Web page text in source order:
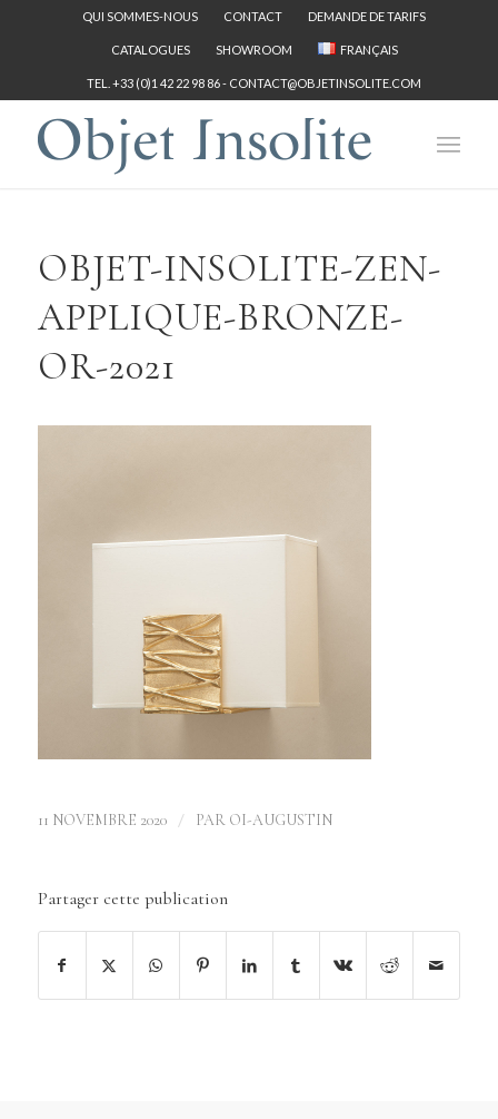
QUI SOMMES-NOUS CONTACT DEMANDE DE TARIFS
CATALOGUES SHOWROOM FRANÇAIS
TEL. +33 (0)1 42 22 98 86 - CONTACT@OBJETINSOLITE.COM
OBJET-INSOLITE-ZEN-
APPLIQUE-BRONZE-
OR-2021
11 NOVEMBRE 2020 / PAR OI-AUGUSTIN
Partager cette publication